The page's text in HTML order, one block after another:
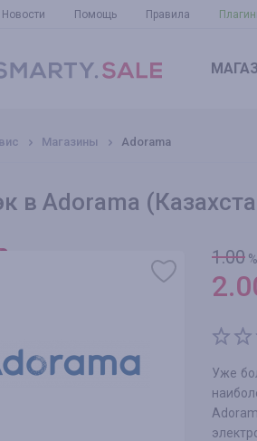
Новости Помощь Правила
Магазины Adorama
в Adorama
1.00 %
Уже